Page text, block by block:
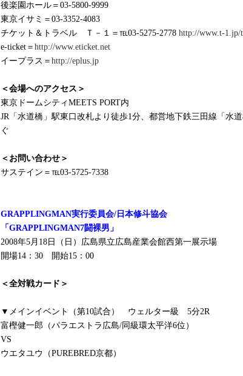
後楽園ホール＝03-5800-9999
東京イサミ＝03-3352-4083
チケット＆トラベル Ｔ－１＝℡03-5275-2778 http://www.t-1.jp/
e-ticket＝ http://www.eticket.net
イープラス＝ http://eplus.jp
＜会場へのアクセス＞
東京ドームシティMEETS PORT内
JR「水道橋」駅東口改札より徒歩1分、都営地下鉄三田線「水
ぐ
＜お問い合わせ＞
サステイン＝℡03-5725-7338
GRAPPLINGMAN実行委員会/日本修斗協会
「GRAPPLINGMAN7闘裸男」
2008年5月18日（日）広島県立広島産業会館西第一展示場
開場14：30 開始15：00
＜全対戦カード＞
▼メインイベント（第10試合） ウェルター級 5分2R
富樫健一郎（パラエストラ広島/同級環太平洋6位）
VS
ウエタユウ（PUREBRED京都）